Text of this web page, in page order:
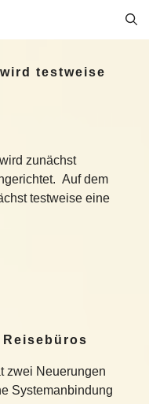
testweise
zunächst
Auf dem
testweise eine
zwei Neuerungen
Systemanbindung